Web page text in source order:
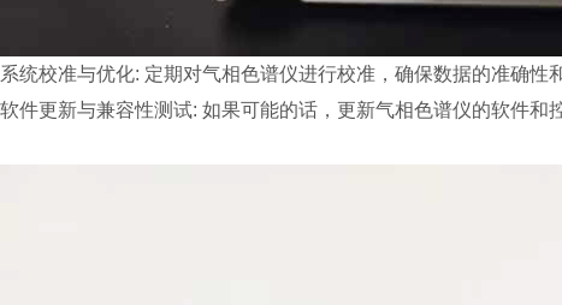
系统校准与优化: 定期对气相色谱仪进行校准，确保数据的准确
软件更新与兼容性测试: 如果可能的话，更新气相色谱仪的软件